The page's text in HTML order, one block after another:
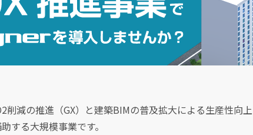
削減の推進（GX）と建築BIMの普及拡大による生産性向
する大規模事業です。